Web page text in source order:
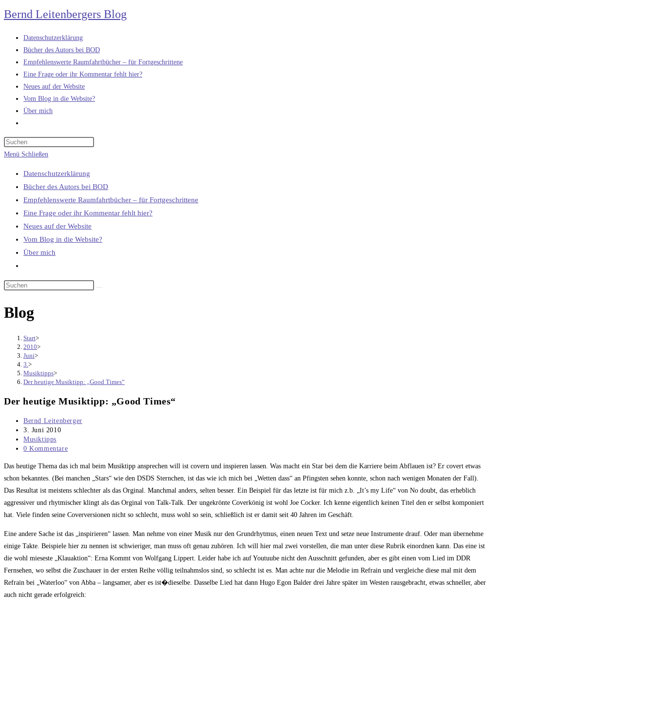
Zum
Inhalt
springen
Bernd Leitenbergers Blog
Datenschutzerklärung
Bücher des Autors bei BOD
Empfehlenswerte Raumfahrtbücher – für Fortgeschrittene
Eine Frage oder ihr Kommentar fehlt hier?
Neues auf der Website
Vom Blog in die Website?
Über mich
umschalten
Menü Schließen
Datenschutzerklärung
Bücher des Autors bei BOD
Empfehlenswerte Raumfahrtbücher – für Fortgeschrittene
Eine Frage oder ihr Kommentar fehlt hier?
Neues auf der Website
Vom Blog in die Website?
Über mich
umschalten
Blog
Start>
2010>
Juni>
3. >
Musiktipps>
Der heutige Musiktipp: „Good Times“
Der heutige Musiktipp: „Good Times“
Beitrags-
Autor:
Bernd Leitenberger
Beitrag
veröffentlicht:
3. Juni 2010
Beitrags-
Kategorie:
Musiktipps
Beitrags-
0 Kommentare
Das heutige Thema das ich mal beim Musiktipp ansprechen will ist covern und inspieren lassen. Was macht ein Star bei dem die Karriere beim Abflauen ist? Er covert etwas
schon bekanntes. (Bei manchen „Stars“ wie den DSDS Sternchen, ist das wie ich mich bei „Wetten dass“ an Pfingsten sehen konnte, schon nach wenigen Monaten der Fall).
Das Resultat ist meistens schlechter als das Orginal. Manchmal anders, selten besser. Ein Beispiel für das letzte ist für mich z.b. „It’s my Life“ von No doubt, das erheblich
aggressiver und rhytmischer klingt als das Orginal von Talk-Talk. Der ungekrönte Coverkönig ist wohl Joe Cocker. Ich kenne eigentlich keinen Titel den er selbst komponiert
hat. Viele finden seine Coverversionen nicht so schlecht, muss wohl so sein, schließlich ist er damit seit 40 Jahren im Geschäft.
Eine andere Sache ist das „inspirieren“ lassen. Man nehme von einer Musik nur den Grundrhytmus, einen neuen Text und setze neue Instrumente drauf. Oder man übernehme
einige Takte. Beispiele hier zu nennen ist schwieriger, man muss oft genau zuhören. Ich will hier mal zwei vorstellen, die man unter diese Rubrik einordnen kann. Das eine ist
die wohl mieseste „Klauaktion“: Erna Kommt von Wolfgang Lippert. Leider habe ich auf Youtuube nicht den Ausschnitt gefunden, aber es gibt einen vom Lied im DDR
Fernsehen, wo selbst die Zuschauer in der ersten Reihe völlig teilnahmslos sind, so schlecht ist es. Man achte nur die Melodie im Refrain und vergleiche diese mal mit dem
Refrain bei „Waterloo“ von Abba – langsamer, aber es ist�dieselbe. Dasselbe Lied hat dann Hugo Egon Balder drei Jahre später im Westen rausgebracht, etwas schneller, aber
auch nicht gerade erfolgreich: